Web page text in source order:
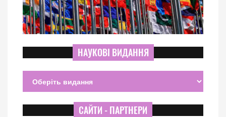
НАУКОВІ ВИДАННЯ
САЙТИ - ПАРТНЕРИ